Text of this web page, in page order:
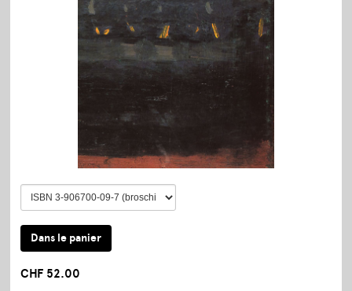
CHF 52.00